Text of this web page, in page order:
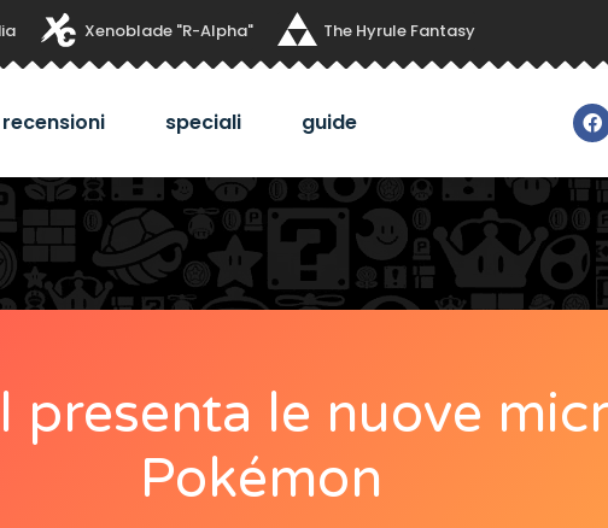
Xenoblade "R-Alpha" The Hyrule Fantasy
recensioni speciali guide
le nuove
Pokémon